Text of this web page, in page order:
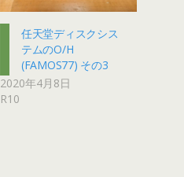
任天堂ディスクシス
テムのO/H
(FAMOS77) その3
2020年4月8日
R10